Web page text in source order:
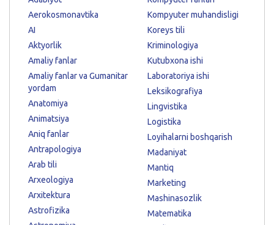
Aerokosmonavtika
AI
Aktyorlik
Amaliy fanlar
Amaliy fanlar va Gumanitar
yordam
Anatomiya
Animatsiya
Aniq fanlar
Antrapologiya
Arab tili
Arxeologiya
Arxitektura
Astrofizika
Kompyuter muhandisligi
Koreys tili
Kriminologiya
Kutubxona ishi
Laboratoriya ishi
Leksikografiya
Lingvistika
Logistika
Loyihalarni boshqarish
Madaniyat
Mantiq
Marketing
Mashinasozlik
Matematika